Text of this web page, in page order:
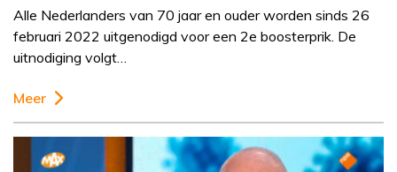
Alle Nederlanders van 70 jaar en ouder worden sinds 26
februari 2022 uitgenodigd voor een 2e boosterprik. De
uitnodiging volgt…
Meer